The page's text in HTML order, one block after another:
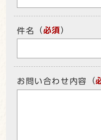
件名 （必須）
お問い合わせ内容 （